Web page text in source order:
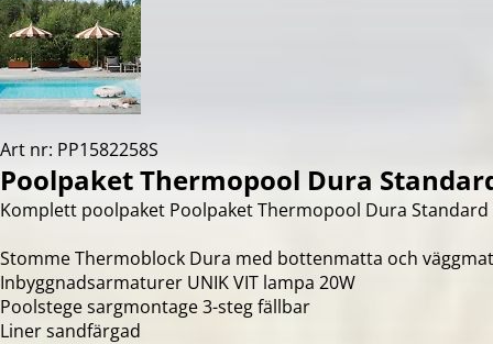
Art nr: PP1582258S
Poolpaket Thermopool Dura
Komplett poolpaket Poolpaket Thermopool Dura
Stomme Thermoblock Dura med bottenmatta och
Inbyggnadsarmaturer UNIK VIT lampa 20W
Poolstege sargmontage 3-steg fällbar
Liner sandfärgad